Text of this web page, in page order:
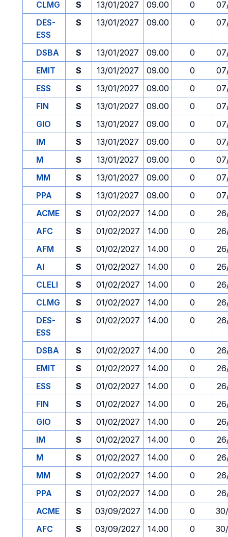
CLMG
S 13/01/2027 09.00 0
DES-
ESS
S 13/01/2027 09.00 0
DSBA S 13/01/2027 09.00 0
EMIT
S 13/01/2027 09.00 0
ESS
S 13/01/2027 09.00 0
FIN
S 13/01/2027 09.00 0
GIO
S 13/01/2027 09.00 0
IM
S 13/01/2027 09.00 0
M
S 13/01/2027 09.00 0
MM
S 13/01/2027 09.00 0
PPA
S 13/01/2027 09.00 0
ACME
S 01/02/2027 14.00 0
AFC
S 01/02/2027 14.00 0
AFM
S 01/02/2027 14.00 0
AI
S 01/02/2027 14.00 0
CLELI
S 01/02/2027 14.00 0
CLMG
S 01/02/2027 14.00 0
DES-
ESS
S 01/02/2027 14.00 0
DSBA S 01/02/2027 14.00 0
EMIT
S 01/02/2027 14.00 0
ESS
S 01/02/2027 14.00 0
FIN
S 01/02/2027 14.00 0
GIO
S 01/02/2027 14.00 0
IM
S 01/02/2027 14.00 0
M
S 01/02/2027 14.00 0
MM
S 01/02/2027 14.00 0
PPA
S 01/02/2027 14.00 0
ACME
S 03/09/2027 14.00 0
AFC
S 03/09/2027 14.00 0